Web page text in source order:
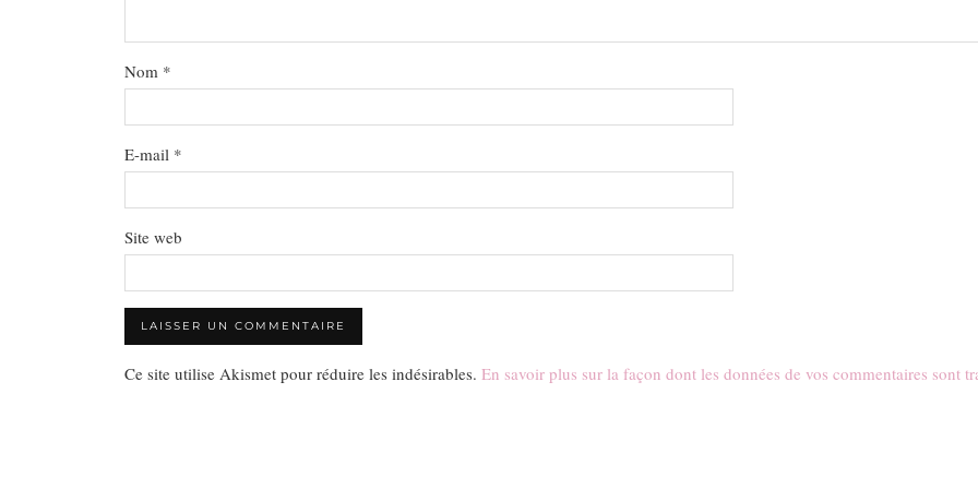
Nom *
E-mail *
Site web
Ce site utilise Akismet pour réduire les indésirables. En savoir plus sur la façon dont les données de vos commentaires sont